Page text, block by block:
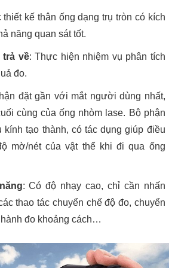
kế thân ống dạng trụ tròn có kích
năng quan sát tốt.
trả về: Thực hiện nhiệm vụ phân tích
đo.
đặt gần với mắt người dùng nhất,
cùng của ống nhòm lase. Bộ phận
kính tạo thành, có tác dụng giúp điều
mờ/nét của vật thể khi đi qua ống
: Có độ nhạy cao, chỉ cần nhấn
thao tác chuyển chế độ đo, chuyển
đo khoảng cách…